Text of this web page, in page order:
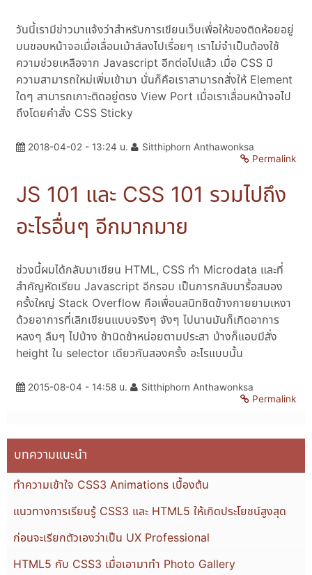
วันนี้เรามีข่าวมาแจ้งว่าสำหรับการเขียนเว็บเพื่อให้ของติดห้อยอยู่
บนขอบหน้าจอเมื่อเลื่อนเม้าส์ลงไปเรื่อยๆ เราไม่จำเป็นต้องใช้
ความช่วยเหลือจาก Javascript อีกต่อไปแล้ว เมื่อ CSS มี
ความสามารถใหม่เพิ่มเข้ามา นั่นก็คือเราสามารถสั่งให้ Element
ใดๆ สามารถเกาะติดอยู่ตรง View Port เมื่อเราเลื่อนหน้าจอไป
ถึงโดยคำสั่ง CSS Sticky
2018-04-02 - 13:24 น.
Sitthiphorn Anthawonksa
Permalink
JS 101 และ CSS 101 รวมไปถึง
อะไรอื่นๆ อีกมากมาย
ช่วงนี้ผมได้กลับมาเขียน HTML, CSS ทำ Microdata และที่
สำคัญหัดเรียน Javascript อีกรอบ เป็นการกลับมารื้อสมอง
ครั้งใหญ่ Stack Overflow คือเพื่อนสนิทชิดข้างกายยามเหงา
ด้วยอาการที่เลิกเขียนแบบจริงๆ จังๆ ไปนานมันก็เกิดอาการ
หลงๆ ลืมๆ ไปบ้าง ช้านิดช้าหน่อยตามประสา บ้างก็แอบมีสั่ง
height ใน selector เดียวกันสองครั้ง อะไรแบบนั้น
2015-08-04 - 14:58 น.
Sitthiphorn Anthawonksa
Permalink
บทความแนะนำ
ทำความเข้าใจ CSS3 Animations เบื้องต้น
แนวทางการเรียนรู้ CSS3 และ HTML5 ให้เกิดประโยชน์สูงสุด
ก่อนจะเรียกตัวเองว่าเป็น UX Professional
HTML5 กับ CSS3 เมื่อเอามาทำ Photo Gallery